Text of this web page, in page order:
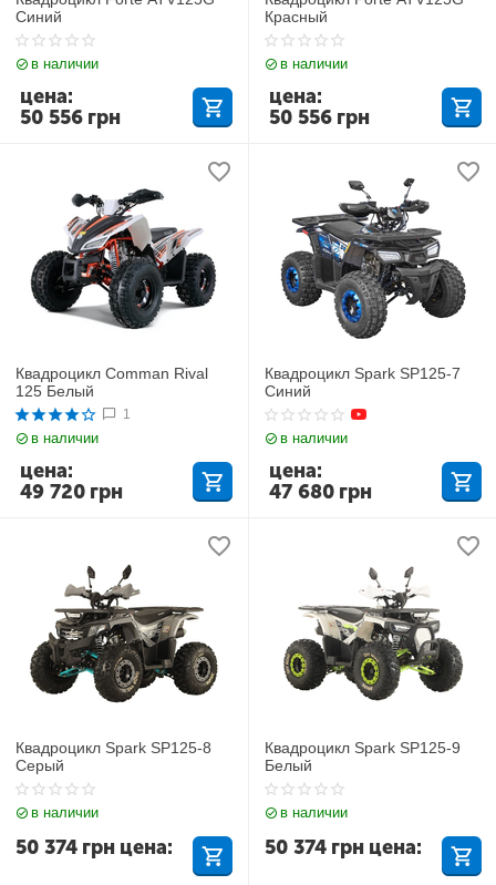
Синий
в наличии
50 556 грн
цена:
Красный
в наличии
50 556 грн
цена:
Квадроцикл Comman Rival
125 Белый
1
в наличии
49 720 грн
цена:
Квадроцикл Spark SP125-7
Синий
в наличии
47 680 грн
цена:
Квадроцикл Spark SP125-8
Серый
в наличии
50 374 грн цена:
Квадроцикл Spark SP125-9
Белый
в наличии
50 374 грн цена: